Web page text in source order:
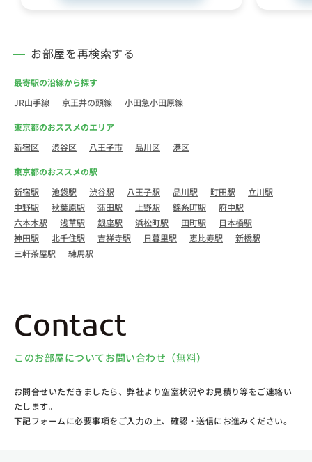
お部屋を再検索する
最寄駅の沿線から探す
JR山手線
京王井の頭線 小田急小田原線
東京都のおススメのエリア
新宿区
渋谷区 八王子市 品川区 港区
東京都のおススメの駅
新宿駅
池袋駅 渋谷駅 八王子駅 品川駅 町田駅
立川駅
中野駅
秋葉原駅 蒲田駅 上野駅 錦糸町駅
府中駅
六本木駅
浅草駅 銀座駅 浜松町駅 田町駅
日本橋駅
神田駅
北千住駅 吉祥寺駅 日暮里駅 恵比寿駅
新橋駅
三軒茶屋駅
練馬駅
Contact
このお部屋についてお問い合わせ（無料）
お問合せいただきましたら、弊社より空室状況やお見積り等をご連絡い
たします。
下記フォームに必要事項をご入力の上、確認・送信にお進みください。